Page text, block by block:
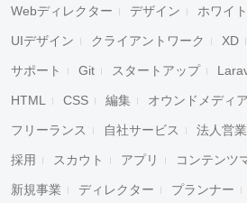
Webディレクター デザイン ホワイ
UIデザイン クライアントワーク XD
サポート Git スタートアップ
HTML CSS 編集 オウンドメディア
フリーランス 自社サービス 法人営業
採用 スカウト アプリ コンテンツ
新規事業 ディレクター プランナー